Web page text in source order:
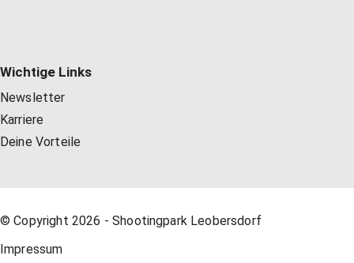
Wichtige Links
Newsletter
Karriere
Deine Vorteile
© Copyright 2026 - Shootingpark Leobersdorf
Impressum